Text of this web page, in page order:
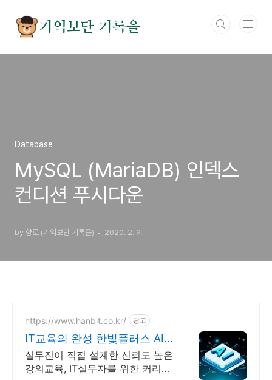
기억보단 기록을
Database
MySQL (MariaDB) 인덱스
컨디션 푸시다운
by 향로 (기억보단 기록을) 2020. 2. 9.
https://www.hanbit.co.kr/ 광고
IT교육의 완성 한빛플러스 AI
개발자 필수 코스
실무진이 직접 설계한 신뢰도 높은
강의교육, IT실무자를 위한 커리큘